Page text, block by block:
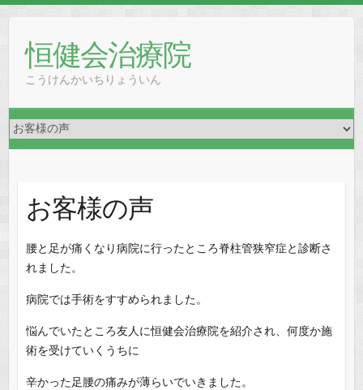
恒健会治療院
こうけんかいちりょういん
お客様の声
腰と足が痛くなり病院に行ったところ脊柱管狭窄症と診断さ
れました。
病院では手術をすすめられました。
悩んでいたところ友人に恒健会治療院を紹介され、何度か施
術を受けていくうちに
辛かった足腰の痛みが薄らいでいきました。